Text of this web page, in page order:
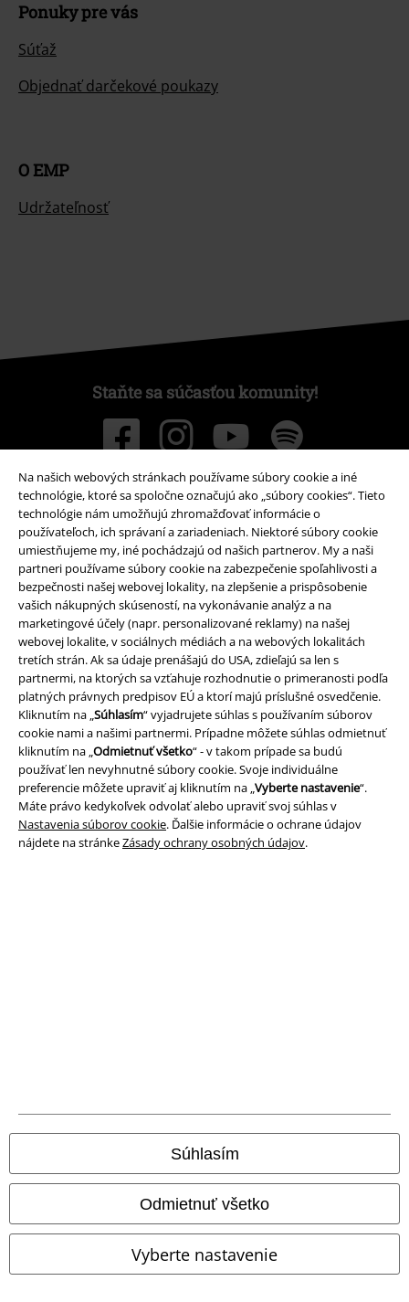
Na našich webových stránkach používame súbory cookie a iné
technológie, ktoré sa spoločne označujú ako „súbory cookies“. Tieto
technológie nám umožňujú zhromažďovať informácie o
používateľoch, ich správaní a zariadeniach. Niektoré súbory cookie
umiestňujeme my, iné pochádzajú od našich partnerov. My a naši
partneri používame súbory cookie na zabezpečenie spoľahlivosti a
bezpečnosti našej webovej lokality, na zlepšenie a prispôsobenie
vašich nákupných skúseností, na vykonávanie analýz a na
marketingové účely (napr. personalizované reklamy) na našej
webovej lokalite, v sociálnych médiách a na webových lokalitách
tretích strán. Ak sa údaje prenášajú do USA, zdieľajú sa len s
partnermi, na ktorých sa vzťahuje rozhodnutie o primeranosti podľa
platných právnych predpisov EÚ a ktorí majú príslušné osvedčenie.
Kliknutím na „Súhlasím“ vyjadrujete súhlas s používaním súborov
cookie nami a našimi partnermi. Prípadne môžete súhlas odmietnuť
kliknutím na „Odmietnuť všetko“ - v takom prípade sa budú
používať len nevyhnutné súbory cookie. Svoje individuálne
preferencie môžete upraviť aj kliknutím na „Vyberte nastavenie“.
Máte právo kedykoľvek odvolať alebo upraviť svoj súhlas v
Nastavenia súborov cookie. Ďalšie informácie o ochrane údajov
nájdete na stránkeZásady ochrany osobných údajov.
Súhlasím
Odmietnuť všetko
Vyberte nastavenie
Ponuky pre vás
Súťaž
Objednať darčekové poukazy
O EMP
Udržateľnosť
Staňte sa súčasťou komunity!
Spôsoby platby
Bankový prevod Platba na dobierku
Doprava
Nová aplikácia EMP
Stiahnite si novú EMP aplikáciu zdarma a využite všetky nové
Právne informácie